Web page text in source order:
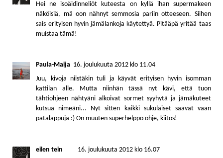
Hei ne isoäidinneliöt kuteesta on kyllä ihan supermakeen
näköisiä, mä oon nähnyt semmosia pariin otteeseen. Siihen
sais erityisen hyvin jämälankoja käytettyä. Pitääpä yritää taas
muistaa tämä!
Paula-Maija 16. joulukuuta 2012 klo 11.04
Juu, kivoja niistäkin tuli ja käyvät erityisen hyvin isomman
kattilan alle. Mutta niinhän tässä nyt kävi, että tuon
tähtiohjeen nähtyäni alkoivat sormet syyhytä ja jämäkuteet
kutsua nimeäni... Nyt sitten kaikki sukulaiset saavat vaan
patalappuja :) On muuten superhelppo ohje, kiitos!
eilen tein 16. joulukuuta 2012 klo 16.07